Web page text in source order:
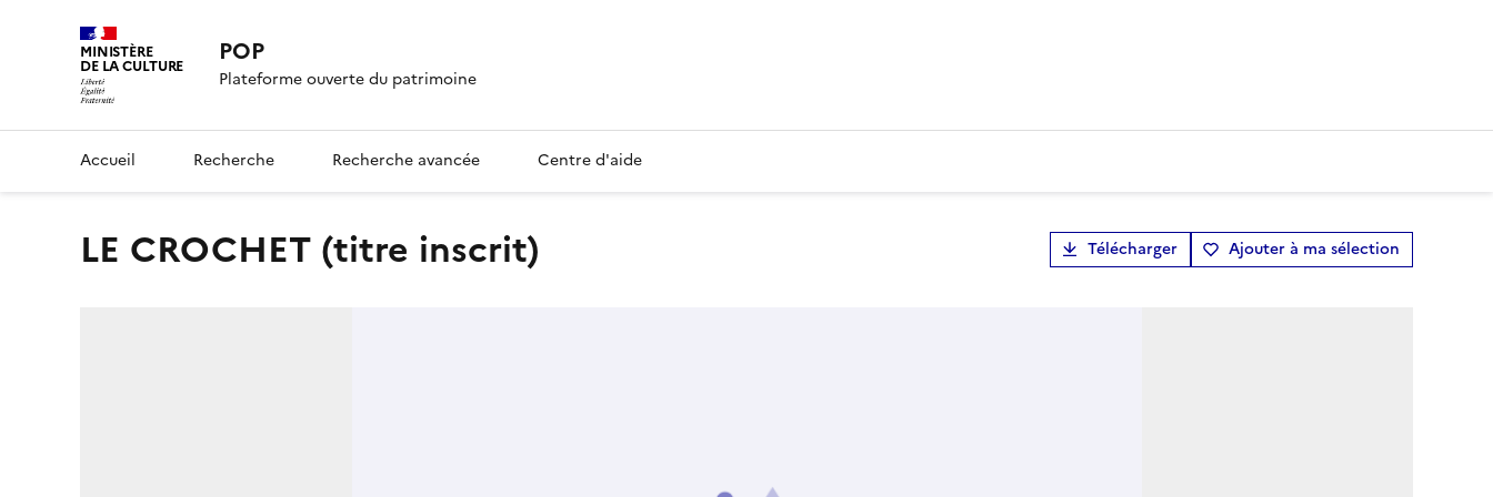
MINISTÈRE
DE LA CULTURE POP
Plateforme ouverte du patrimoine
Accueil Recherche Recherche avancée Centre d'aide
LE CROCHET (titre inscrit) Télécharger Ajouter à ma sélection